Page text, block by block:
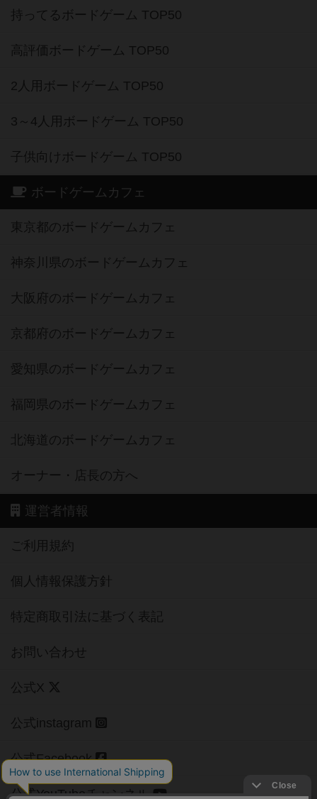
持ってるボードゲーム TOP50
高評価ボードゲーム TOP50
2人用ボードゲーム TOP50
3～4人用ボードゲーム TOP50
子供向けボードゲーム TOP50
ボードゲームカフェ
東京都のボードゲームカフェ
神奈川県のボードゲームカフェ
大阪府のボードゲームカフェ
京都府のボードゲームカフェ
愛知県のボードゲームカフェ
福岡県のボードゲームカフェ
北海道のボードゲームカフェ
オーナー・店長の方へ
運営者情報
ご利用規約
個人情報保護方針
特定商取引法に基づく表記
お問い合わせ
公式X
公式instagram
公式Facebook
公式YouTubeチャンネル